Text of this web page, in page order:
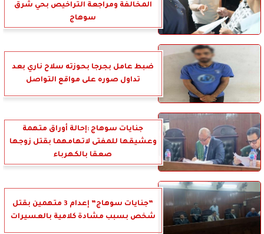
المخالفة ومراجعة التراخيص بحي شرق
سوهاج
ضبط عامل بجرجا بحوزته سلاح ناري بعد
تداول صوره على مواقع التواصل
جنايات سوهاج :إحالة أوراق متهمة
وعشيقها للمفتى لاتهامهما بقتل زوجها
صعقا بالكهرباء
”جنايات سوهاج” إعدام 3 متهمين بقتل
شخص بسبب مشادة كلامية بالعسيرات